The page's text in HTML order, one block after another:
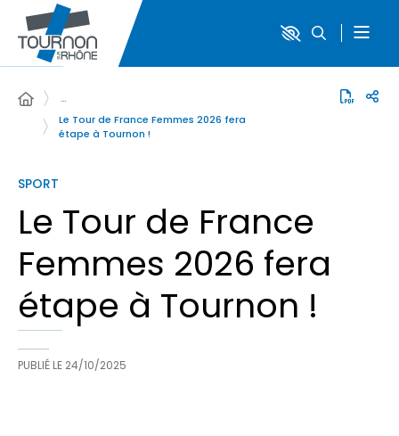
…
Le Tour de France Femmes 2026 fera
étape à Tournon !
SPORT
Le Tour de France
Femmes 2026 fera
étape à Tournon !
PUBLIÉ LE 24/10/2025